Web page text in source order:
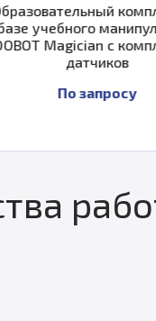
комплект на
с комплектом